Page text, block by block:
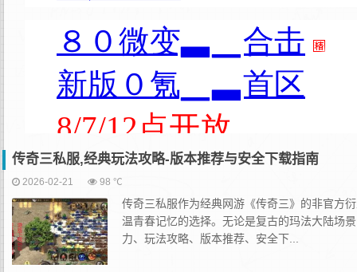
传奇三私服,经典玩法攻略-版本推荐与安全下载指南
2026-02-21 98 ℃
传奇三私服作为经典网游《传奇三》的非官方
温青春记忆的选择。无论是复古的玛法大陆场
力、玩法攻略、版本推荐、安全下...